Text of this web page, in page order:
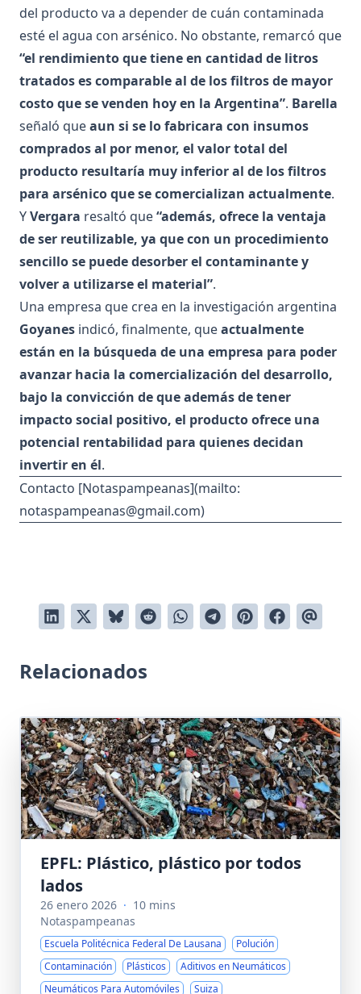
del producto va a depender de cuán contaminada
esté el agua con arsénico. No obstante, remarcó que
“el rendimiento que tiene en cantidad de litros
tratados es comparable al de los filtros de mayor
costo que se venden hoy en la Argentina”. Barella
señaló queaun si se lo fabricara con insumos
comprados al por menor, el valor total del
producto resultaría muy inferior al de los filtros
para arsénico que se comercializan actualmente.
YVergara resaltó que“además, ofrece la ventaja
de ser reutilizable, ya que con un procedimiento
sencillo se puededesorberel contaminante y
volver a utilizarse el material”.
Una empresa que crea en la investigación argentina
Goyanes indicó, finalmente, queactualmente
están en la búsqueda de una empresa para poder
avanzar hacia la comercialización del desarrollo,
bajo la convicción de que además de tener
impacto social positivo, el producto ofrece una
potencial rentabilidad para quienes decidan
invertir en él.
Contacto [Notaspampeanas](mailto:
notaspampeanas@gmail.com)
Relacionados
EPFL: Plástico, plástico por todos
lados
26 enero 2026 · 10 mins
Notaspampeanas
Escuela Politécnica Federal De Lausana
Polución
Contaminación
Plásticos
Aditivos en Neumáticos
Neumáticos Para Automóviles
Suiza